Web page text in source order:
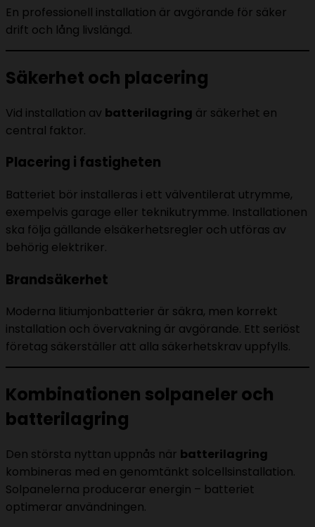
En professionell installation är avgörande för säker
drift och lång livslängd.
Säkerhet och placering
Vid installation av batterilagring är säkerhet en
central faktor.
Placering i fastigheten
Batteriet bör installeras i ett välventilerat utrymme,
exempelvis garage eller teknikutrymme. Installationen
ska följa gällande elsäkerhetsregler och utföras av
behörig elektriker.
Brandsäkerhet
Moderna litiumjonbatterier är säkra, men korrekt
installation och övervakning är avgörande. Ett seriöst
företag säkerställer att alla säkerhetskrav uppfylls.
Kombinationen solpaneler och
batterilagring
Den största nyttan uppnås när batterilagring
kombineras med en genomtänkt solcellsinstallation.
Solpanelerna producerar energin – batteriet
optimerar användningen.